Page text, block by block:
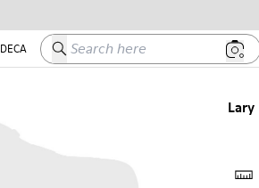
DECA Search here
Lary